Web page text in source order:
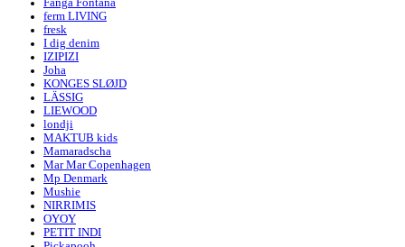
ferm LIVING
fresk
I dig denim
IZIPIZI
Joha
KONGES SLØJD
LÄSSIG
LIEWOOD
londji
MAKTUB kids
Mamaradscha
Mar Mar Copenhagen
Mp Denmark
Mushie
NIRRIMIS
OYOY
PETIT INDI